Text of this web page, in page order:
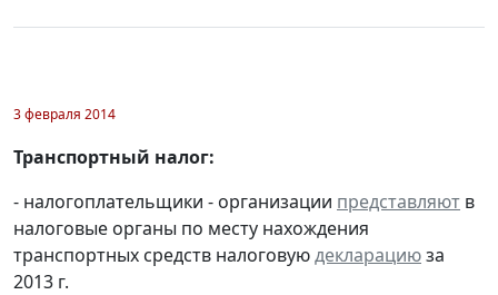
3 февраля 2014
Транспортный налог:
- налогоплательщики - организации представляют в
налоговые органы по месту нахождения
транспортных средств налоговуюдекларациюза
2013 г.